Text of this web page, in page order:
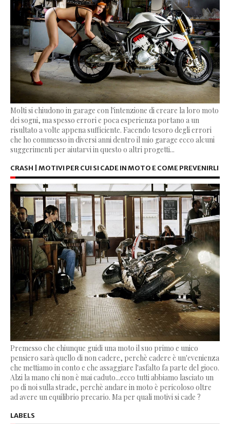
Molti si chiudono in garage con l'intenzione di creare la loro moto
dei sogni, ma spesso errori e poca esperienza portano a un
risultato a volte appena sufficiente. Facendo tesoro degli errori
che ho commesso in diversi anni dentro il mio garage ecco alcuni
suggerimenti per aiutarvi in questo o altri progetti...
CRASH | MOTIVI PER CUI SI CADE IN MOTO E COME PREVENIRLI
Premesso che chiunque guidi una moto il suo primo e unico
pensiero sarà quello di non cadere, perchè cadere è un'evenienza
che mettiamo in conto e che assaggiare l'asfalto fa parte del gioco.
Alzi la mano chi non è mai caduto...ecco tutti abbiamo lasciato un
po di noi sulla strade, perchè andare in moto è pericoloso oltre
ad avere un equilibrio precario. Ma per quali motivi si cade ?
LABELS